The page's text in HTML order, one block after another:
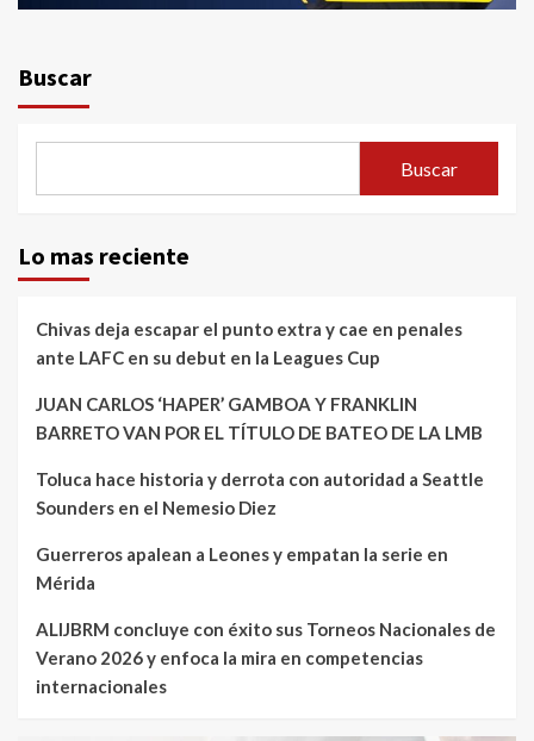
Buscar
Buscar
Lo mas reciente
Chivas deja escapar el punto extra y cae en penales
ante LAFC en su debut en la Leagues Cup
JUAN CARLOS ‘HAPER’ GAMBOA Y FRANKLIN
BARRETO VAN POR EL TÍTULO DE BATEO DE LA LMB
Toluca hace historia y derrota con autoridad a Seattle
Sounders en el Nemesio Diez
Guerreros apalean a Leones y empatan la serie en
Mérida
ALIJBRM concluye con éxito sus Torneos Nacionales de
Verano 2026 y enfoca la mira en competencias
internacionales